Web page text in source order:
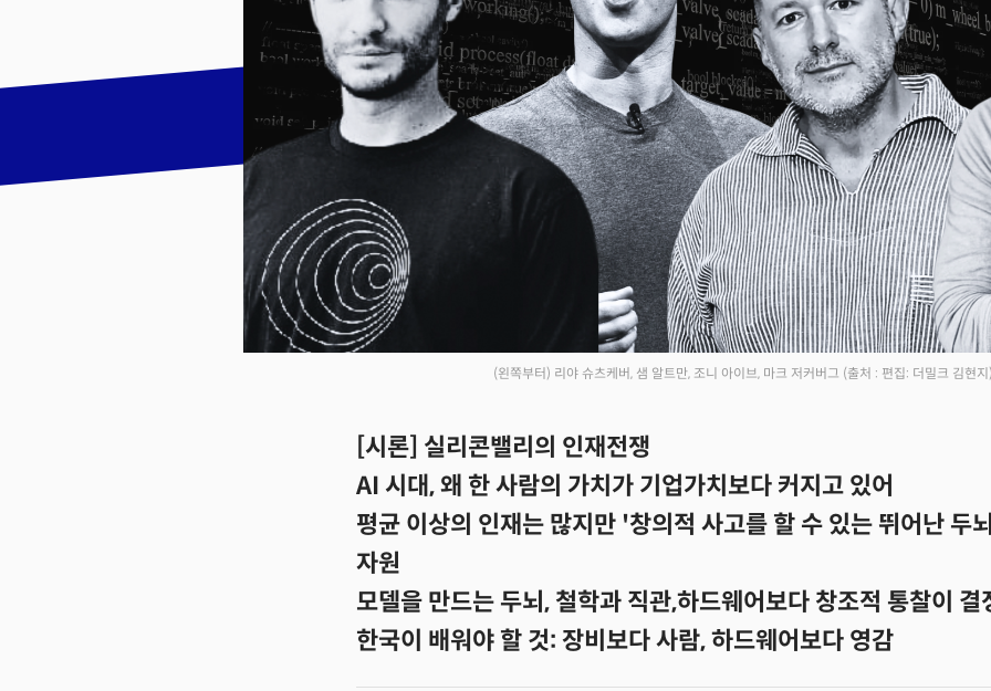
기사링크 복사
(왼쪽부터) 리야 슈츠케버, 샘 알트만, 조니 아이브, 마크 저커버그 (출처 : 편집: 더밀크 김현
[시론] 실리콘밸리의 인재전쟁
AI 시대, 왜 한 사람의 가치가 기업가치보다 커지고 있어
평균 이상의 인재는 많지만 '창의적 사고를 할 수 있는 뛰어난 두
자원
모델을 만드는 두뇌, 철학과 직관,하드웨어보다 창조적 통찰이 결
한국이 배워야 할 것: 장비보다 사람, 하드웨어보다 영감